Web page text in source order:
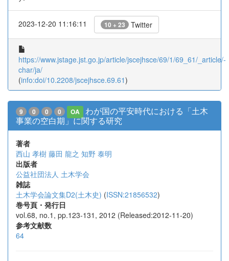
2023-12-20 11:16:11 10 + 23 Twitter
https://www.jstage.jst.go.jp/article/jscejhsce/69/1/69_61/_article/-
char/ja/
(info:doi/10.2208/jscejhsce.69.61)
9 0 0 0 OA
わが国の平安時代における「土木
事業の空白期」に関する研究
著者
西山 孝樹 藤田 龍之 知野 泰明
出版者
公益社団法人 土木学会
雑誌
土木学会論文集D2(土木史) (ISSN:21856532)
巻号頁・発行日
vol.68, no.1, pp.123-131, 2012 (Released:2012-11-20)
参考文献数
64